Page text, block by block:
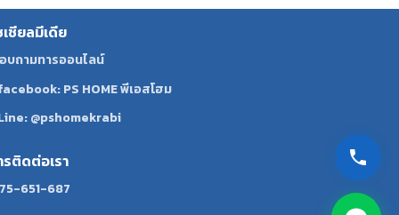
เชียลมีเดีย
บถามทารออนไลน์
PS HOME พีเอสโฮม
@pshomekrabi
รติดต่อเรา
651-687